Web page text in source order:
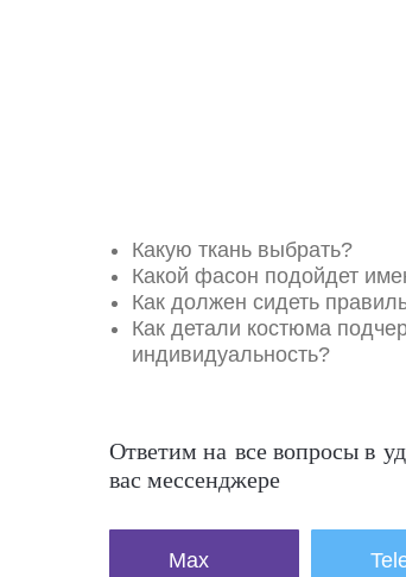
Какую ткань выбрать?
Какой фасон подойдет
Как должен сидеть
Как детали костюма
индивидуальность?
Ответим на все вопросы в
вас мессенджере
Max